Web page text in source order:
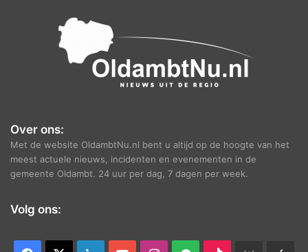
Over ons:
Met de website OldambtNu.nl bent u altijd op de hoogte van het
meest actuele nieuws, incidenten en evenementen in de
gemeente Oldambt. 24 uur per dag, 7 dagen per week.
Volg ons: